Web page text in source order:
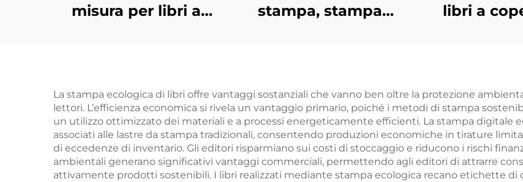
misura per libri a
copertina protettiva
stampa, stampa
stampa ecologica
con sovracoperta
libri a
bordi
La stampa ecologica di libri offre vantaggi sostanziali che vanno ben oltre la protezione
lettori. L’efficienza economica si rivela un vantaggio primario, poiché i metodi di stampa
un utilizzo ottimizzato dei materiali e a processi energeticamente efficienti. La stampa digitale
associati alle lastre da stampa tradizionali, consentendo produzioni economiche in tirature
di eccedenze di inventario. Gli editori risparmiano sui costi di stoccaggio e riducono i rischi
ambientali generano significativi vantaggi commerciali, permettendo agli editori di attrarre
attivamente prodotti sostenibili. I libri realizzati mediante stampa ecologica recano etichette di